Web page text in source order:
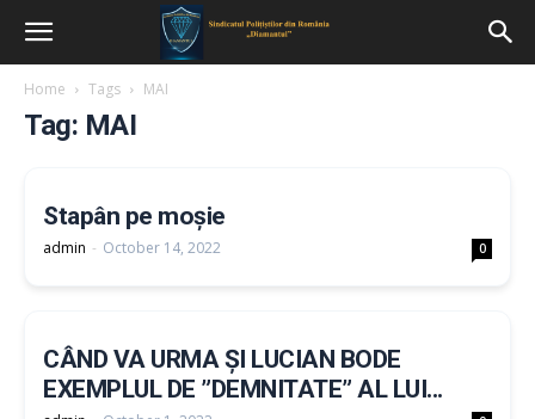
Home Tags MAI
Tag: MAI
Stapân pe moșie
admin - October 14, 2022 0
CÂND VA URMA ȘI LUCIAN BODE
EXEMPLUL DE ”DEMNITATE” AL LUI...